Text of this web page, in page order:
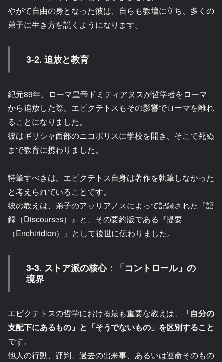
やがて自由の身となった彼は、自らも教壇に立ち、多くの
弟子に生き方を説くようになります。
3-2. 追放と教育
紀元89年、ローマ皇帝ドミティアヌスが哲学者をローマ
から追放した際、エピクテトスもその影響でローマを離れ
ることになりました。
彼はギリシャ西部のニコポリスに学校を開き、そこで死ぬ
まで教育に携わりました。
特筆すべきは、エピクテトス自身は著作を執筆しなかった
と考えられていることです。
彼の教えは、弟子のアッリアノスによって記録された『語
録（Discourses）』と、その要約版である『提要
（Enchiridion）』として後世に伝わりました。
3-3. ストア派の核心：「コントロール」の
境界
エピクテトスの哲学における最も重要な教えは、
「自分の
支配下にあるもの」と「そうでないもの」を区別すること
です。
他人の行動、評判、過去の出来事、あるいは運命そのもの